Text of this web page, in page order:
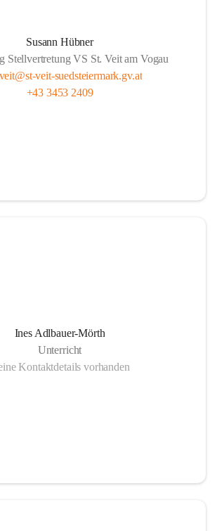
Susann Hübner
Stellvertretung VS St. Veit am Vogau
veit-suedsteiermark.gv.at
+43 3453 2409
Ines Adlbauer-Mörth
Unterricht
Kontaktdetails vorhanden